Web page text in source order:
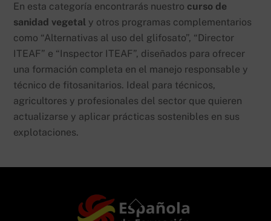
En esta categoría encontrarás nuestro curso de
sanidad vegetal y otros programas complementarios
como “Alternativas al uso del glifosato”, “Director
ITEAF” e “Inspector ITEAF”, diseñados para ofrecer
una formación completa en el manejo responsable y
técnico de fitosanitarios. Ideal para técnicos,
agricultores y profesionales del sector que quieren
actualizarse y aplicar prácticas sostenibles en sus
explotaciones.
Back
To